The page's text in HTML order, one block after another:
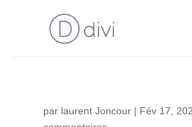
par laurent Joncour| Fév 17,